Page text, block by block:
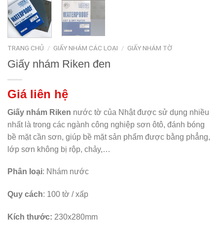
TRANG CHỦ / GIẤY NHÁM CÁC LOẠI / GIẤY NHÁM TỜ
Giấy nhám Riken đen
Giá liên hệ
Giấy nhám Riken nước tờ của Nhật được sử dụng nhiều
nhất là trong các ngành công nghiệp sơn ôtô, đánh bóng
bề mặt cần sơn, giúp bề mặt sản phẩm được bằng phẳng,
lớp sơn không bị rộp, chảy,…
Phân loại: Nhám nước
Quy cách: 100 tờ / xấp
Kích thước: 230x280mm